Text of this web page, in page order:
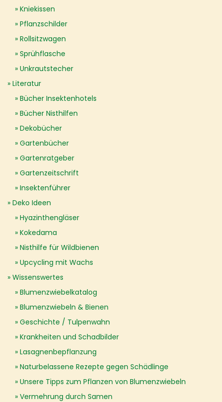
Kniekissen
Pflanzschilder
Rollsitzwagen
Sprühflasche
Unkrautstecher
Literatur
Bücher Insektenhotels
Bücher Nisthilfen
Dekobücher
Gartenbücher
Gartenratgeber
Gartenzeitschrift
Insektenführer
Deko Ideen
Hyazinthengläser
Kokedama
Nisthilfe für Wildbienen
Upcycling mit Wachs
Wissenswertes
Blumenzwiebelkatalog
Blumenzwiebeln & Bienen
Geschichte / Tulpenwahn
Krankheiten und Schadbilder
Lasagnenbepflanzung
Naturbelassene Rezepte gegen Schädlinge
Unsere Tipps zum Pflanzen von Blumenzwiebeln
Vermehrung durch Samen